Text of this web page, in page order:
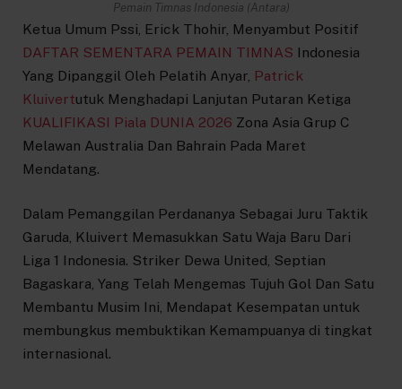
Pemain Timnas Indonesia (Antara)
Ketua Umum Pssi, Erick Thohir, Menyambut Positif
DAFTAR SEMENTARA PEMAIN TIMNAS Indonesia
Yang Dipanggil Oleh Pelatih Anyar, Patrick
Kluivertutuk Menghadapi Lanjutan Putaran Ketiga
KUALIFIKASI Piala DUNIA 2026 Zona Asia Grup C
Melawan Australia Dan Bahrain Pada Maret
Mendatang.
Dalam Pemanggilan Perdananya Sebagai Juru Taktik
Garuda, Kluivert Memasukkan Satu Waja Baru Dari
Liga 1 Indonesia. Striker Dewa United, Septian
Bagaskara, Yang Telah Mengemas Tujuh Gol Dan Satu
Membantu Musim Ini, Mendapat Kesempatan untuk
membungkus membuktikan Kemampuanya di tingkat
internasional.